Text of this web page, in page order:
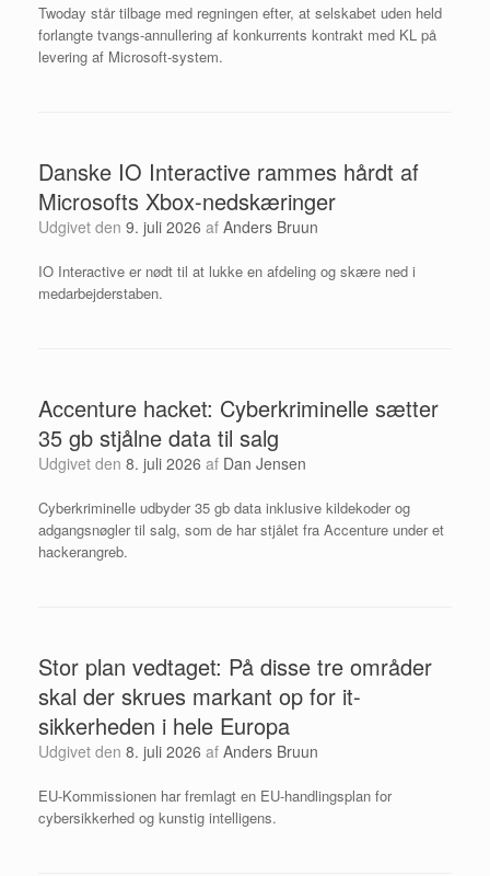
Twoday står tilbage med regningen efter, at selskabet uden held
forlangte tvangs-annullering af konkurrents kontrakt med KL på
levering af Microsoft-system.
Danske IO Interactive rammes hårdt af
Microsofts Xbox-nedskæringer
Udgivet den 9. juli 2026 af Anders Bruun
IO Interactive er nødt til at lukke en afdeling og skære ned i
medarbejderstaben.
Accenture hacket: Cyberkriminelle sætter
35 gb stjålne data til salg
Udgivet den 8. juli 2026 af Dan Jensen
Cyberkriminelle udbyder 35 gb data inklusive kildekoder og
adgangsnøgler til salg, som de har stjålet fra Accenture under et
hackerangreb.
Stor plan vedtaget: På disse tre områder
skal der skrues markant op for it-
sikkerheden i hele Europa
Udgivet den 8. juli 2026 af Anders Bruun
EU-Kommissionen har fremlagt en EU-handlingsplan for
cybersikkerhed og kunstig intelligens.